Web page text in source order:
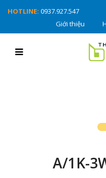
HOTLINE: 0937.927.547
Giới thiệu
A/1K-